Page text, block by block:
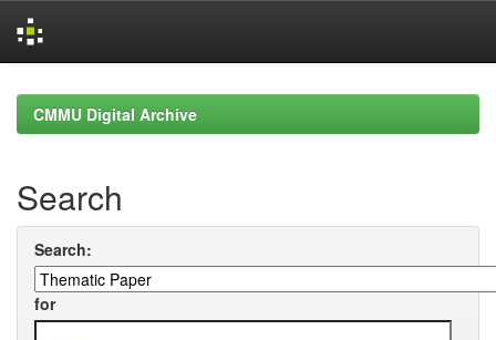
navigationCMMU Digital Archive
Search
Search:
for